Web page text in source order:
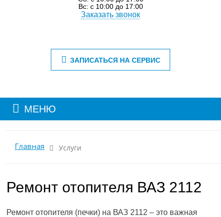
Вс: с 10:00 до 17:00
Заказать звонок
ЗАПИСАТЬСЯ НА СЕРВИС
МЕНЮ
Главная Услуги
Ремонт отопителя ВАЗ 2112
Ремонт отопителя (печки) на ВАЗ 2112 – это важная